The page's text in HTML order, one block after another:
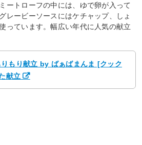
ートローフの中には、ゆで卵が入って
レービーソースにはケチャップ、しょ
っています。幅広い年代に人気の献立
もり献立 by ばぁばまんま [クック
献立